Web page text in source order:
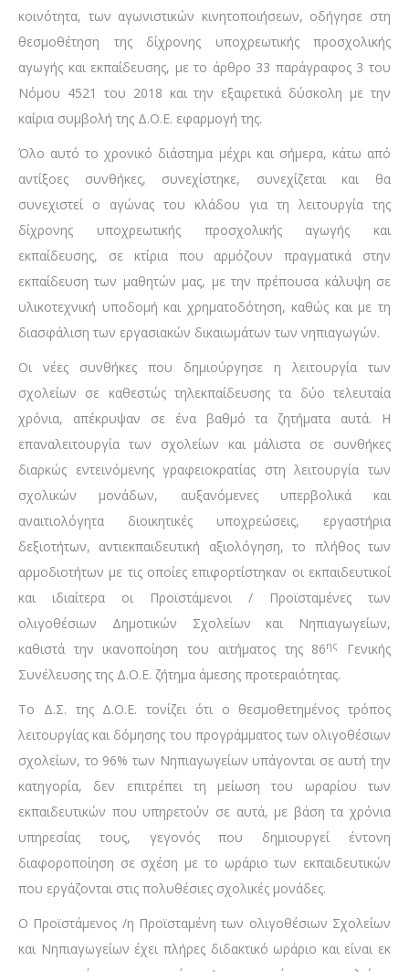
κοινότητα, των αγωνιστικών κινητοποιήσεων, οδήγησε στη
θεσμοθέτηση της δίχρονης υποχρεωτικής προσχολικής
αγωγής και εκπαίδευσης, με το άρθρο 33 παράγραφος 3 του
Νόμου 4521 του 2018 και την εξαιρετικά δύσκολη με την
καίρια συμβολή της Δ.Ο.Ε. εφαρμογή της.
Όλο αυτό το χρονικό διάστημα μέχρι και σήμερα, κάτω από
αντίξοες συνθήκες, συνεχίστηκε, συνεχίζεται και θα
συνεχιστεί ο αγώνας του κλάδου για τη λειτουργία της
δίχρονης υποχρεωτικής προσχολικής αγωγής και
εκπαίδευσης, σε κτίρια που αρμόζουν πραγματικά στην
εκπαίδευση των μαθητών μας, με την πρέπουσα κάλυψη σε
υλικοτεχνική υποδομή και χρηματοδότηση, καθώς και με τη
διασφάλιση των εργασιακών δικαιωμάτων των νηπιαγωγών.
Οι νέες συνθήκες που δημιούργησε η λειτουργία των
σχολείων σε καθεστώς τηλεκπαίδευσης τα δύο τελευταία
χρόνια, απέκρυψαν σε ένα βαθμό τα ζητήματα αυτά. Η
επαναλειτουργία των σχολείων και μάλιστα σε συνθήκες
διαρκώς εντεινόμενης γραφειοκρατίας στη λειτουργία των
σχολικών μονάδων, αυξανόμενες υπερβολικά και
αναιτιολόγητα διοικητικές υποχρεώσεις, εργαστήρια
δεξιοτήτων, αντιεκπαιδευτική αξιολόγηση, το πλήθος των
αρμοδιοτήτων με τις οποίες επιφορτίστηκαν οι εκπαιδευτικοί
και ιδιαίτερα οι Προϊστάμενοι / Προϊσταμένες των
ολιγοθέσιων Δημοτικών Σχολείων και Νηπιαγωγείων,
καθιστά την ικανοποίηση του αιτήματος της 86ης
Γενικής
Συνέλευσης της Δ.Ο.Ε. ζήτημα άμεσης προτεραιότητας.
Το Δ.Σ. της Δ.Ο.Ε. τονίζει ότι ο θεσμοθετημένος τρόπος
λειτουργίας και δόμησης του προγράμματος των ολιγοθέσιων
σχολείων, το 96% των Νηπιαγωγείων υπάγονται σε αυτή την
κατηγορία, δεν επιτρέπει τη μείωση του ωραρίου των
εκπαιδευτικών που υπηρετούν σε αυτά, με βάση τα χρόνια
υπηρεσίας τους, γεγονός που δημιουργεί έντονη
διαφοροποίηση σε σχέση με το ωράριο των εκπαιδευτικών
που εργάζονται στις πολυθέσιες σχολικές μονάδες.
Ο Προϊστάμενος /η Προϊσταμένη των ολιγοθέσιων Σχολείων
και Νηπιαγωγείων έχει πλήρες διδακτικό ωράριο και είναι εκ